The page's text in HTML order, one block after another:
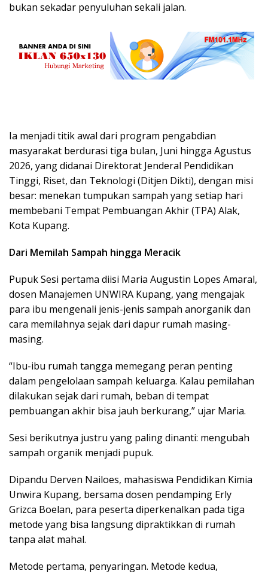
bukan sekadar penyuluhan sekali jalan.
Ia menjadi titik awal dari program pengabdian
masyarakat berdurasi tiga bulan, Juni hingga Agustus
2026, yang didanai Direktorat Jenderal Pendidikan
Tinggi, Riset, dan Teknologi (Ditjen Dikti), dengan misi
besar: menekan tumpukan sampah yang setiap hari
membebani Tempat Pembuangan Akhir (TPA) Alak,
Kota Kupang.
Dari Memilah Sampah hingga Meracik
Pupuk Sesi pertama diisi Maria Augustin Lopes Amaral,
dosen Manajemen UNWIRA Kupang, yang mengajak
para ibu mengenali jenis-jenis sampah anorganik dan
cara memilahnya sejak dari dapur rumah masing-
masing.
“Ibu-ibu rumah tangga memegang peran penting
dalam pengelolaan sampah keluarga. Kalau pemilahan
dilakukan sejak dari rumah, beban di tempat
pembuangan akhir bisa jauh berkurang,” ujar Maria.
Sesi berikutnya justru yang paling dinanti: mengubah
sampah organik menjadi pupuk.
Dipandu Derven Nailoes, mahasiswa Pendidikan Kimia
Unwira Kupang, bersama dosen pendamping Erly
Grizca Boelan, para peserta diperkenalkan pada tiga
metode yang bisa langsung dipraktikkan di rumah
tanpa alat mahal.
Metode pertama, penyaringan. Metode kedua,